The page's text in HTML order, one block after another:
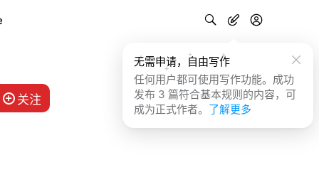
无需申请，自由写作
任何用户都可使用写作功能。成功
发布 3 篇符合基本规则的内容，可
成为正式作者。 了解更多
关注